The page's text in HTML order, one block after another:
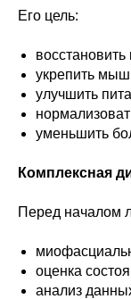
Его цель:
укрепить
улучшить
уменьшить
Комплексная
Перед началом
оценка
анализ